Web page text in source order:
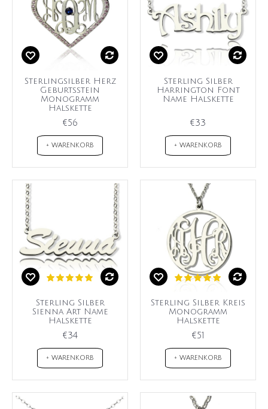
Sterlingsilber Herz
Geburtsstein
Monogramm
Halskette
€56
+ WARENKORB
Sterling Silber
Harrington Font
Name Halskette
€33
+ WARENKORB
Sterling Silber
Sienna Art Name
Halskette
€34
+ WARENKORB
Sterling Silber Kreis
Monogramm
Halskette
€51
+ WARENKORB